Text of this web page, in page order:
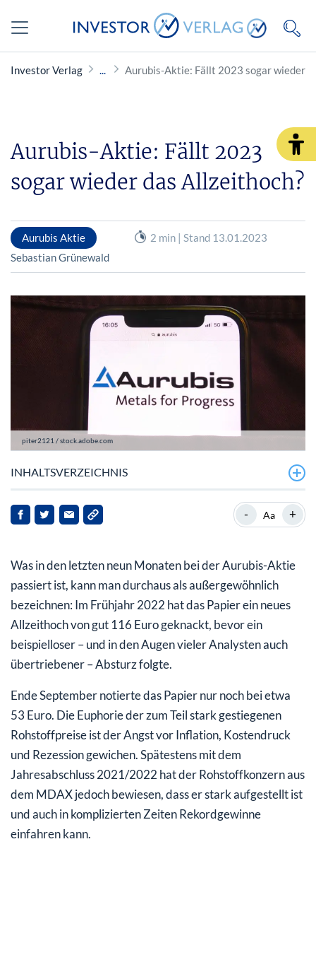
Investor Verlag Aurubis-Aktie: Fällt 2023 sogar wieder
Aurubis-Aktie: Fällt 2023
sogar wieder das Allzeithoch?
Aurubis Aktie
2 min | Stand 13.01.2023
Sebastian Grünewald
piter2121 / stock.adobe.com
INHALTSVERZEICHNIS
Aurubis mit starkem Geschäftsjahr und ordentlichem
Ausblick
Aurubis-Aktie mit sehr starkem Start in 2023
- Aa +
Was in den letzten neun Monaten bei der Aurubis-Aktie
passiert ist, kann man durchaus als außergewöhnlich
bezeichnen: Im Frühjahr 2022 hat das Papier ein neues
Allzeithoch von gut 116 Euro geknackt, bevor ein
beispielloser – und in den Augen vieler Analysten auch
übertriebener – Absturz folgte.
Ende September notierte das Papier nur noch bei etwa
53 Euro. Die Euphorie der zum Teil stark gestiegenen
Rohstoffpreise ist der Angst vor Inflation, Kostendruck
und Rezession gewichen. Spätestens mit dem
Jahresabschluss 2021/2022 hat der Rohstoffkonzern aus
dem MDAX jedoch bewiesen, dass er stark aufgestellt ist
und auch in komplizierten Zeiten Rekordgewinne
einfahren kann.